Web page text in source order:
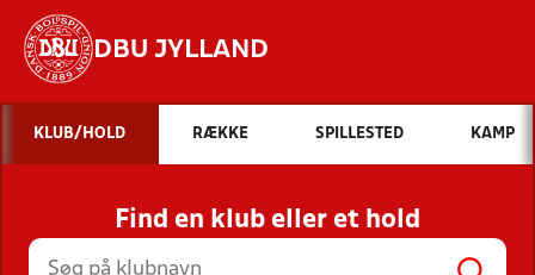
DBU JYLLAND
Hvad vil du søge efter?
INDHOLD OG NYHEDER
STILLINGER, RESULTATER, KLUBBER OG
HOLD
KLUB/HOLD RÆKKE SPILLESTED KAMP
Find en klub eller et hold